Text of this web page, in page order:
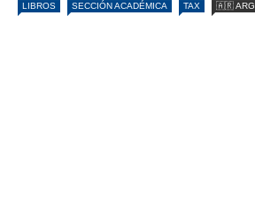
LIBROS SECCIÓN ACADÉMICA TAX 🇦🇷 ARG